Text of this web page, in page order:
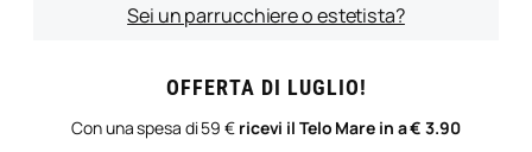
Sei un parrucchiere o estetista?
OFFERTA DI LUGLIO!
Con una spesa di 59 € ricevi il Telo Mare in a € 3.90